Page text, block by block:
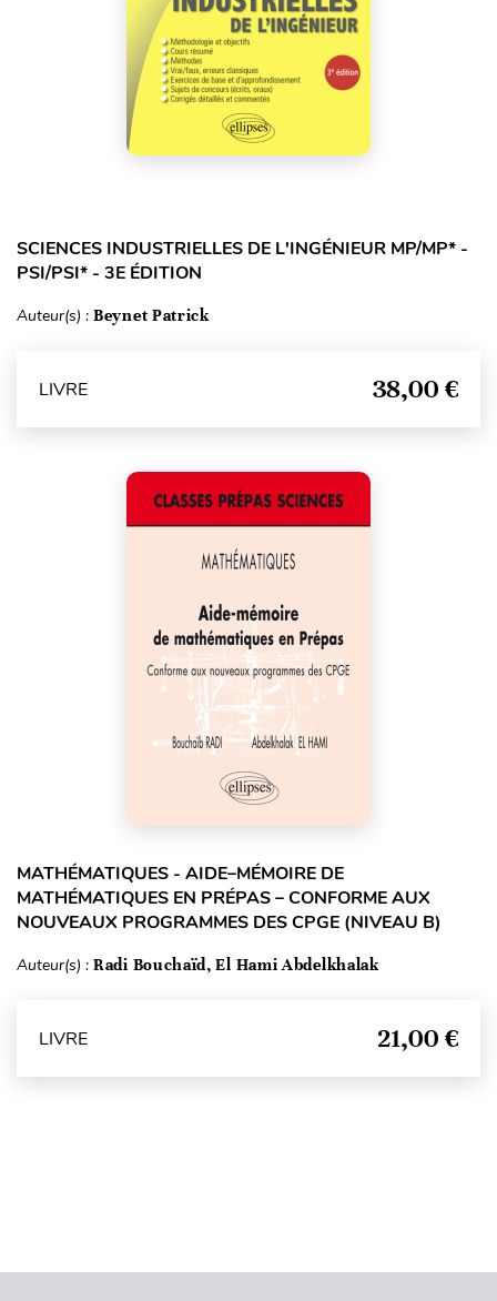
SCIENCES INDUSTRIELLES DE L'INGÉNIEUR MP/MP* -
PSI/PSI* - 3E ÉDITION
Auteur(s) : Beynet Patrick
LIVRE 38,00 €
MATHÉMATIQUES - AIDE–MÉMOIRE DE
MATHÉMATIQUES EN PRÉPAS – CONFORME AUX
NOUVEAUX PROGRAMMES DES CPGE (NIVEAU B)
Auteur(s) : Radi Bouchaïd, El Hami Abdelkhalak
LIVRE 21,00 €